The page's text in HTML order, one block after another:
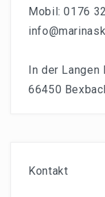
Mobil: 0176
In der Langen
66450
Kontakt